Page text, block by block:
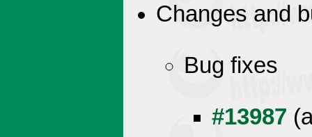
Changes and
Bug fixes
#13987